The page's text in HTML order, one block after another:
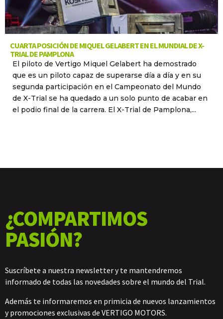
CUARTA POSICIÓN DE MIQUEL GELABERT EN EL MUNDIAL DE X-
TRIAL DE PAMPLONA
El piloto de Vertigo Miquel Gelabert ha demostrado
que es un piloto capaz de superarse día a día y en su
segunda participación en el Campeonato del Mundo
de X-Trial se ha quedado a un solo punto de acabar en
el podio final de la carrera. El X-Trial de Pamplona,...
¿COMPARTIMOS
PASIÓN?
Suscríbete a nuestra newsletter y te mantendremos
informado de todas las novedades sobre el mundo del Trial.
Además te informaremos en primicia de nuevos lanzamientos
y promociones exclusivas de VERTIGO MOTORS.